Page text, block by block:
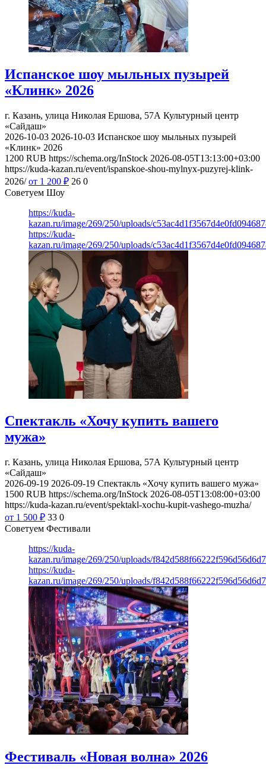
Испанское шоу мыльных пузырей
«Клинк» 2026
г. Казань, улица Николая Ершова, 57А Культурный центр
«Сайдаш»
2026-10-03 2026-10-03 Испанское шоу мыльных пузырей
«Клинк» 2026
1200 RUB https://schema.org/InStock 2026-08-05T13:13:00+03:00
https://kuda-kazan.ru/event/ispanskoe-shou-mylnyx-puzyrej-klink-
2026/ от 1 200 ₽ 26 0
Советуем Шоу
https://kuda-
kazan.ru/image/269/250/uploads/
https://kuda-
kazan.ru/image/269/250/uploads/
Спектакль «Хочу купить вашего
мужа»
г. Казань, улица Николая Ершова, 57А Культурный центр
«Сайдаш»
2026-09-19 2026-09-19 Спектакль «Хочу купить вашего мужа»
1500 RUB https://schema.org/InStock 2026-08-05T13:08:00+03:00
https://kuda-kazan.ru/event/spektakl-xochu-kupit-vashego-muzha/
от 1 500 ₽ 33 0
Советуем Фестивали
https://kuda-
kazan.ru/image/269/250/uploads/
https://kuda-
kazan.ru/image/269/250/uploads/
Фестиваль «Новая волна» 2026